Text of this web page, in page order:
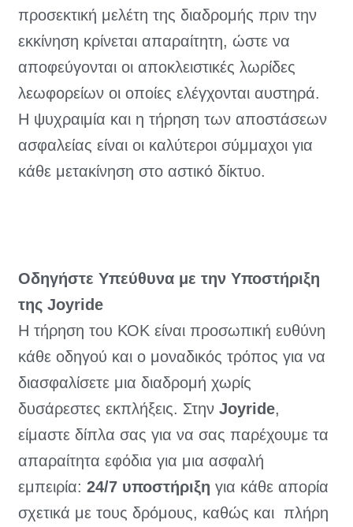
προσεκτική μελέτη της διαδρομής πριν την
εκκίνηση κρίνεται απαραίτητη, ώστε να
αποφεύγονται οι αποκλειστικές λωρίδες
λεωφορείων οι οποίες ελέγχονται αυστηρά.
Η ψυχραιμία και η τήρηση των αποστάσεων
ασφαλείας είναι οι καλύτεροι σύμμαχοι για
κάθε μετακίνηση στο αστικό δίκτυο.
Οδηγήστε Υπεύθυνα με την Υποστήριξη
της Joyride
Η τήρηση του ΚΟΚ είναι προσωπική ευθύνη
κάθε οδηγού και ο μοναδικός τρόπος για να
διασφαλίσετε μια διαδρομή χωρίς
δυσάρεστες εκπλήξεις. Στην Joyride,
είμαστε δίπλα σας για να σας παρέχουμε τα
απαραίτητα εφόδια για μια ασφαλή
εμπειρία: 24/7 υποστήριξη για κάθε απορία
σχετικά με τους δρόμους, καθώς και πλήρη